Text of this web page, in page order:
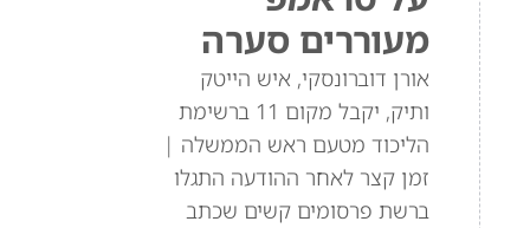
מעוררים סערה
אורן דוברונסקי, איש הייטק
ותיק, יקבל מקום 11 ברשימת
הליכוד מטעם ראש הממשלה |
זמן קצר לאחר ההודעה התגלו
ברשת פרסומים קשים שכתב